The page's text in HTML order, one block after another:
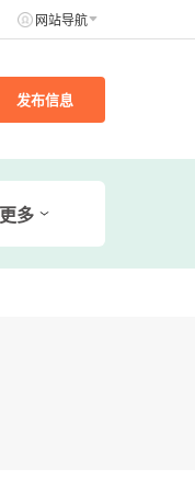
网站导航
发布信息
更多